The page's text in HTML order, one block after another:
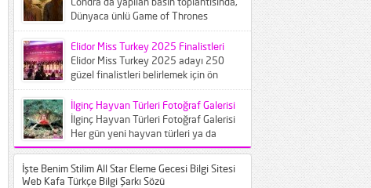
Dünyaca ünlü Game of Thrones
dizisinin ünlü oyuncusu Sibel Kekilliye
gazeteciler...
Elidor Miss Turkey 2025 Finalistleri
Elidor Miss Turkey 2025 adayı 250
güzel finalistleri belirlemek için ön
elemeye çağırıldı. Crowne Plaza
İstanbul...
İlginç Hayvan Türleri Fotoğraf Galerisi
İlginç Hayvan Türleri Fotoğraf Galerisi
Her gün yeni hayvan türleri ya da
bilinen türlerin farklı varyantları
İşte Benim Stilim All Star Eleme Gecesi Bilgi Sitesi
Web Kafa Türkçe Bilgi Şarkı Sözü